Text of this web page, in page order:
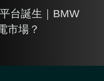
台誕生｜BMW
市場？